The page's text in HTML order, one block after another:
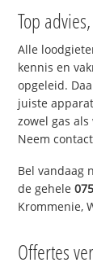
Top
Alle
kennis en
opgeleid.
juiste
zowel gas
Neem
Bel vandaag
de gehele
Krommenie,
Offertes